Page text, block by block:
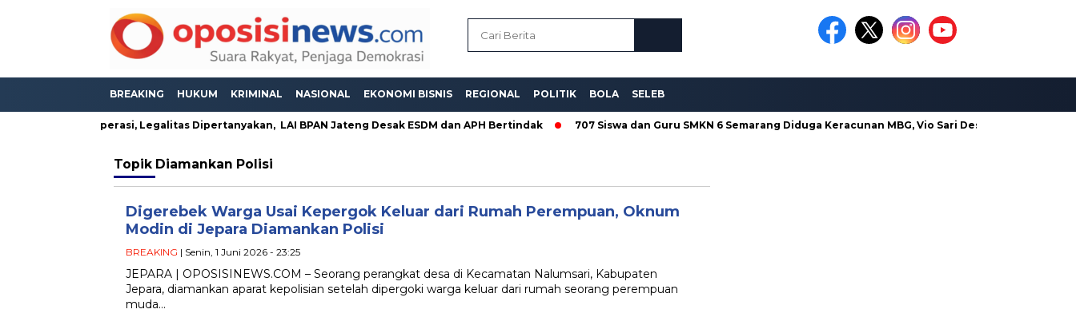
BREAKING HUKUM KRIMINAL NASIONAL EKONOMI BISNIS REGIONAL POLITIK BOLA SELEB
Masih Beroperasi, Legalitas Dipertanyakan, LAI BPAN Jateng Desak ESDM dan APH Bertindak 707 Siswa dan Guru SMKN 6 Semarang Diduga Keracunan MBG, Vio Sari Desak Pengusutan
Topik Diamankan Polisi
Digerebek Warga Usai Kepergok Keluar dari Rumah Perempuan, Oknum
Modin di Jepara Diamankan Polisi
BREAKING | Senin, 1 Juni 2026 - 23:25
JEPARA | OPOSISINEWS.COM – Seorang perangkat desa di Kecamatan Nalumsari, Kabupaten
Jepara, diamankan aparat kepolisian setelah dipergoki warga keluar dari rumah seorang perempuan
muda…